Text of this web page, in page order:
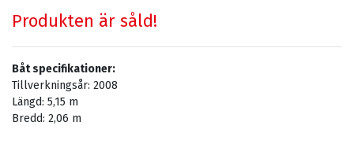
Produkten är såld!
Båt specifikationer:
Tillverkningsår: 2008
Längd: 5,15 m
Bredd: 2,06 m